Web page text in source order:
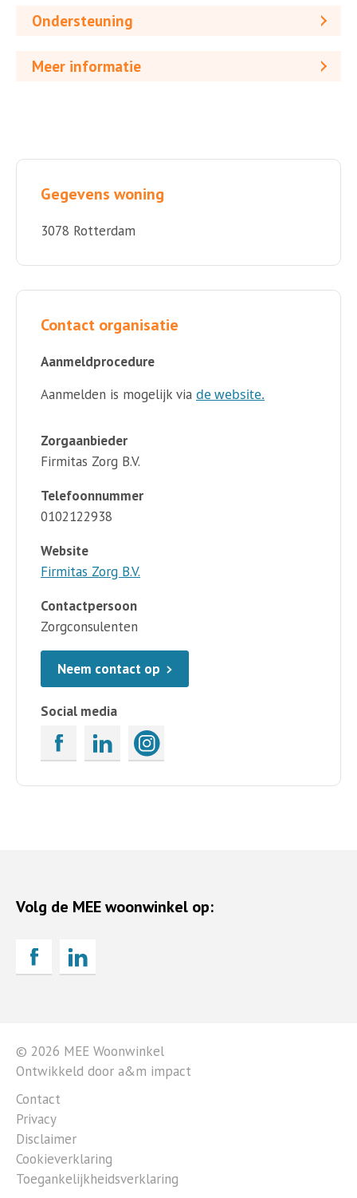
Ondersteuning
Meer informatie
Gegevens woning
3078 Rotterdam
Contact organisatie
Aanmeldprocedure
Aanmelden is mogelijk via de website.
Zorgaanbieder
Firmitas Zorg B.V.
Telefoonnummer
0102122938
Website
Firmitas Zorg B.V.
Contactpersoon
Zorgconsulenten
Neem contact op
Social media
Volg de MEE woonwinkel op:
© 2026 MEE Woonwinkel
Ontwikkeld door a&m impact
Contact
Privacy
Disclaimer
Cookieverklaring
Toegankelijkheidsverklaring